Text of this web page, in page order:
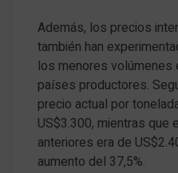
Además, los precios
también han
los menores
países productores.
precio actual por
US$3.300, mientras que
anteriores era de
aumento del 37,5%.